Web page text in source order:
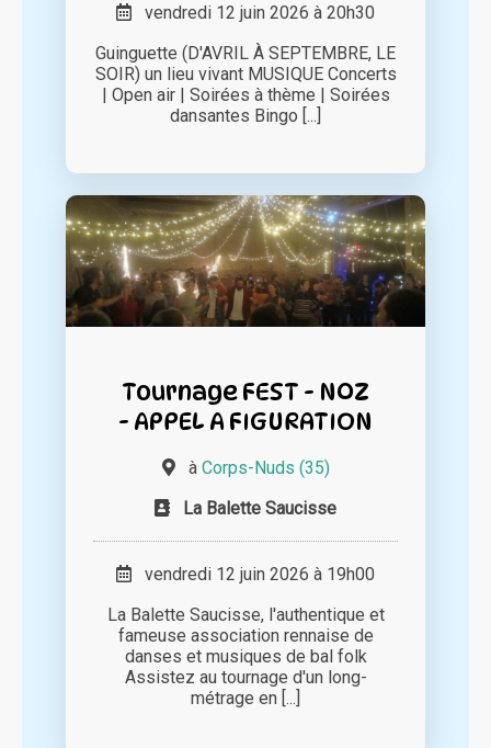
vendredi 12 juin 2026 à 20h30
Guinguette (D'AVRIL À SEPTEMBRE, LE
SOIR) un lieu vivant MUSIQUE Concerts
| Open air | Soirées à thème | Soirées
dansantes Bingo [...]
Tournage FEST - NOZ
- APPEL A FIGURATION
à Corps-Nuds (35)
La Balette Saucisse
vendredi 12 juin 2026 à 19h00
La Balette Saucisse, l'authentique et
fameuse association rennaise de
danses et musiques de bal folk
Assistez au tournage d'un long-
métrage en [...]